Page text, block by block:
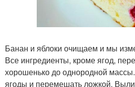
Банан и яблоки очищаем и мы
Все ингредиенты, кроме ягод,
хорошенько до однородной
ягоды и перемешать ложкой.